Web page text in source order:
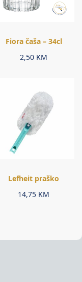
Fiora čaša – 34cl
2,50 KM
Lefheit praško
14,75 KM